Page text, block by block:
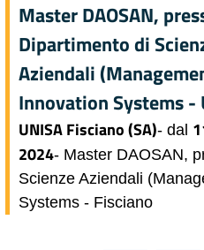
Master DAOSAN,
Dipartimento di
Aziendali
Innovation Systems -
UNISA Fisciano (SA)- dal
2024- Master DAOSAN,
Scienze Aziendali
Systems - Fisciano